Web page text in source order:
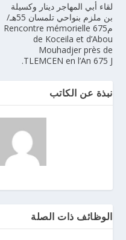
لقاء أبي المهاجر دينار وكسيلة
بن ملزم بنواحي تلمسان 55هـ/
م675 Rencontre mémorielle
de Koceila et d’Abou
Mouhadjer près de
TLEMCEN en l’An 675 J.
نبذة عن الكاتب
الوظائف ذات الصلة